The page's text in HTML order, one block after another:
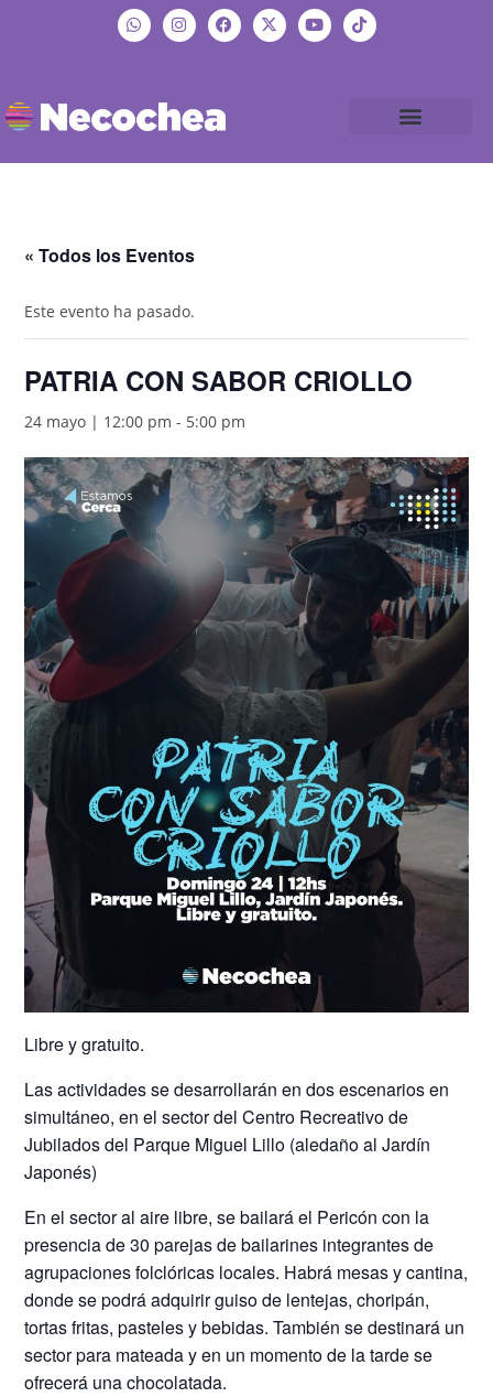
« Todos los Eventos
Este evento ha pasado.
PATRIA CON SABOR CRIOLLO
24 mayo | 12:00 pm - 5:00 pm
Libre y gratuito.
Las actividades se desarrollarán en dos escenarios en
simultáneo, en el sector del Centro Recreativo de
Jubilados del Parque Miguel Lillo (aledaño al Jardín
Japonés)
En el sector al aire libre, se bailará el Pericón con la
presencia de 30 parejas de bailarines integrantes de
agrupaciones folclóricas locales. Habrá mesas y cantina,
donde se podrá adquirir guiso de lentejas, choripán,
tortas fritas, pasteles y bebidas. También se destinará un
sector para mateada y en un momento de la tarde se
ofrecerá una chocolatada.